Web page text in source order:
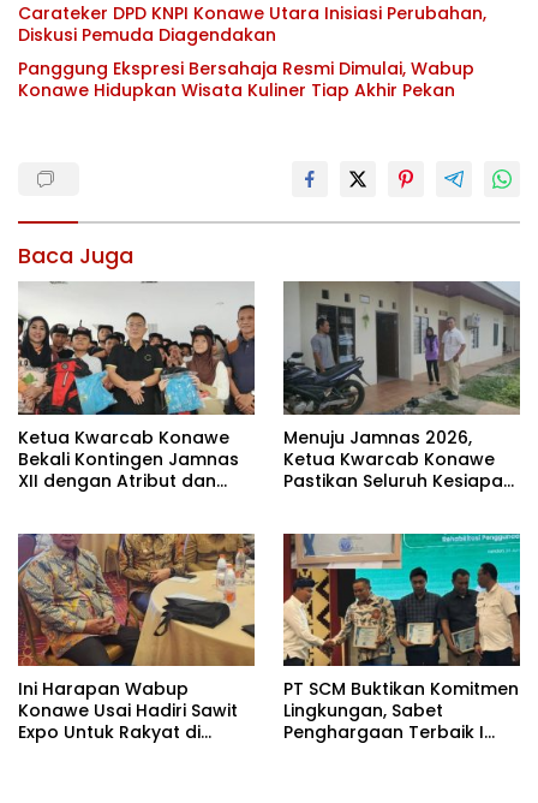
Carateker DPD KNPI Konawe Utara Inisiasi Perubahan,
Diskusi Pemuda Diagendakan
Panggung Ekspresi Bersahaja Resmi Dimulai, Wabup
Konawe Hidupkan Wisata Kuliner Tiap Akhir Pekan
Baca Juga
Ketua Kwarcab Konawe
Bekali Kontingen Jamnas
XII dengan Atribut dan
Menuju Jamnas 2026,
Ketua Kwarcab Konawe
Pastikan Seluruh Kesiapan
Ini Harapan Wabup
Konawe Usai Hadiri Sawit
Expo Untuk Rakyat di
PT SCM Buktikan Komitmen
Lingkungan, Sabet
Penghargaan Terbaik I